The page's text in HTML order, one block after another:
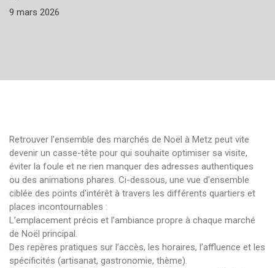
9 mars 2026
Retrouver l’ensemble des marchés de Noël à Metz peut vite
devenir un casse-tête pour qui souhaite optimiser sa visite,
éviter la foule et ne rien manquer des adresses authentiques
ou des animations phares. Ci-dessous, une vue d'ensemble
ciblée des points d'intérêt à travers les différents quartiers et
places incontournables :
L’emplacement précis et l’ambiance propre à chaque marché
de Noël principal.
Des repères pratiques sur l’accès, les horaires, l’affluence et les
spécificités (artisanat, gastronomie, thème).